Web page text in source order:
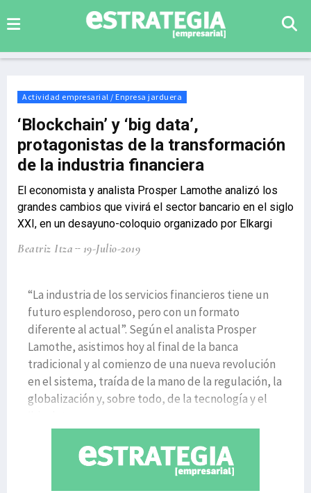
Actividad empresarial / Enpresa jarduera
‘Blockchain’ y ‘big data’,
protagonistas de la transformación
de la industria financiera
El economista y analista Prosper Lamothe analizó los
grandes cambios que vivirá el sector bancario en el siglo
XXI, en un desayuno-coloquio organizado por Elkargi
Beatriz Itza 19-Julio-2019
“La industria de los servicios financieros tiene un
futuro esplendoroso, pero con un formato
diferente al actual”. Según el analista Prosper
Lamothe, asistimos hoy al final de la banca
tradicional y al comienzo de una nueva revolución
en el sistema, traída de la mano de la regulación, la
globalización y, sobre todo, de la tecnología y el